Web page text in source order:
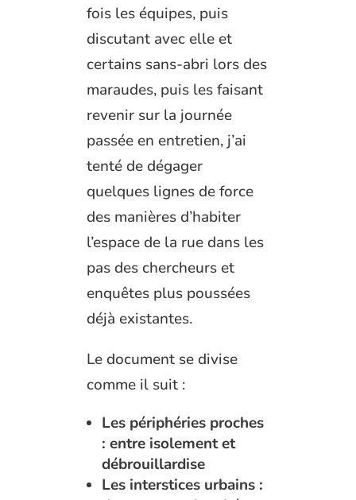
fois les équipes, puis
discutant avec elle et
certains sans-abri lors des
maraudes, puis les faisant
revenir sur la journée
passée en entretien, j’ai
tenté de dégager
quelques lignes de force
des manières d’habiter
l’espace de la rue dans les
pas des chercheurs et
enquêtes plus poussées
déjà existantes.
Le document se divise
comme il suit :
Les périphéries proches
: entre isolement et
débrouillardise
Les interstices urbains :